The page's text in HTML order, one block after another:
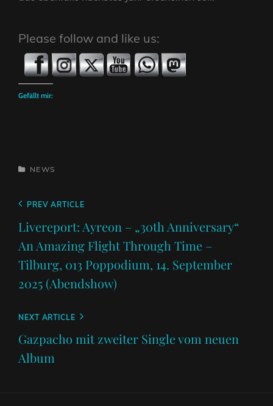
Please follow and like us:
Gefällt mir:
CATEGORIES
NEWS
Beitragsnavigation
Previous
Post
PREV ARTICLE
Livereport: Ayreon – „30th Anniversary“
An Amazing Flight Through Time –
Tilburg, 013 Poppodium, 14. September
2025 (Abendshow)
Next
Post
NEXT ARTICLE
Gazpacho mit zweiter Single vom neuen
Album